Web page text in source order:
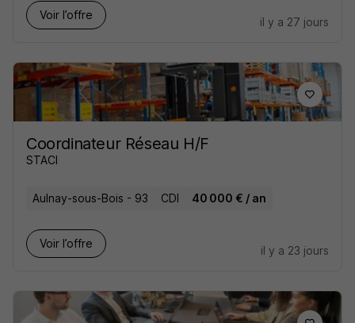
Voir l’offre
il y a 27 jours
Coordinateur Réseau H/F
STACI
Aulnay-sous-Bois - 93 CDI 40 000 € / an
Voir l’offre
il y a 23 jours